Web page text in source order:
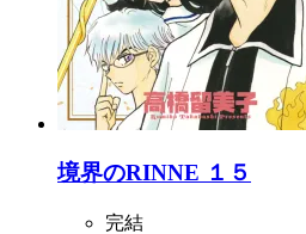
境界のRINNE １５
完結